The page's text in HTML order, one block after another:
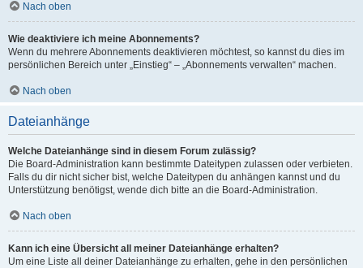
Nach oben
Wie deaktiviere ich meine Abonnements?
Wenn du mehrere Abonnements deaktivieren möchtest, so kannst du dies im
persönlichen Bereich unter „Einstieg“ – „Abonnements verwalten“ machen.
Nach oben
Dateianhänge
Welche Dateianhänge sind in diesem Forum zulässig?
Die Board-Administration kann bestimmte Dateitypen zulassen oder verbieten.
Falls du dir nicht sicher bist, welche Dateitypen du anhängen kannst und du
Unterstützung benötigst, wende dich bitte an die Board-Administration.
Nach oben
Kann ich eine Übersicht all meiner Dateianhänge erhalten?
Um eine Liste all deiner Dateianhänge zu erhalten, gehe in den persönlichen